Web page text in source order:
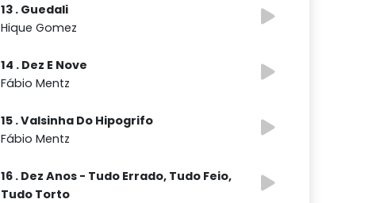
13 . Guedali
Hique Gomez
14 . Dez E Nove
Fábio Mentz
15 . Valsinha Do Hipogrifo
Fábio Mentz
16 . Dez Anos - Tudo Errado, Tudo Feio,
Tudo Torto